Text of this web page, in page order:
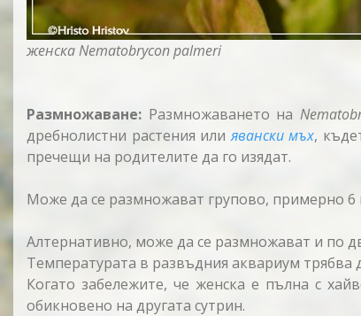
женска Nematobrycon palmeri
Размножаване: Размножаването на
дребнолистни растения илиявански мъх,
пречещи на родителите да го изядат.
Може да се размножават групово, примерно
Алтернативно, може да се размножават и по
Температурата в развъдния аквариум трябва
Когато забележите, че женска е пълна с
обикновено на другата сутрин.